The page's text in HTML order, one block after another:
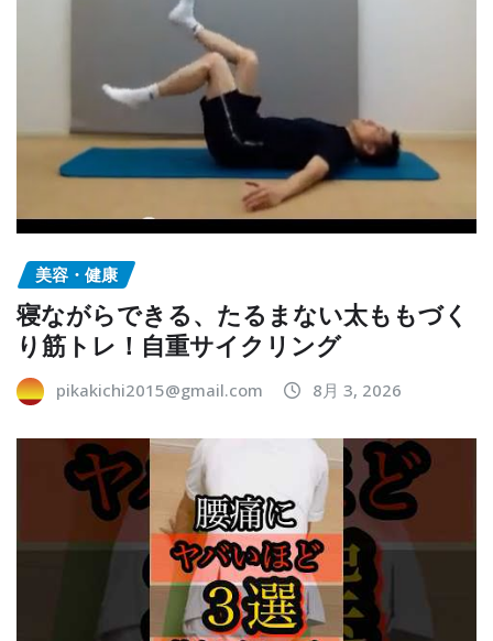
美容・健康
寝ながらできる、たるまない太ももづく
り筋トレ！自重サイクリング
pikakichi2015@gmail.com 8月 3, 2026